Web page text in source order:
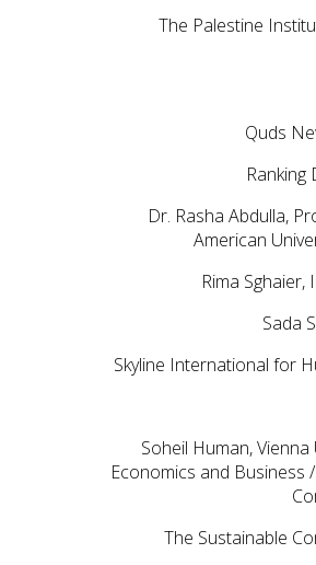
The Palestine
Quds
Ranking
Dr. Rasha Abdulla,
American
Rima
Sada
Skyline International for
Soheil Human,
Economics and Business
The Sustainable